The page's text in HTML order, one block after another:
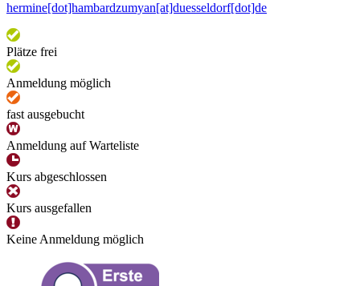
hermine[dot]hambardzumyan[at]duesseldorf[dot]de
Plätze frei
Anmeldung möglich
fast ausgebucht
Anmeldung auf Warteliste
Kurs abgeschlossen
Kurs ausgefallen
Keine Anmeldung möglich